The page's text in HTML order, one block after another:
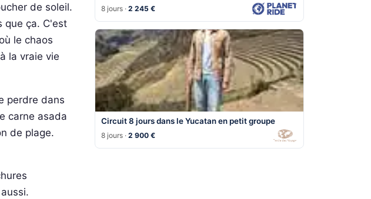
de soleil.
que ça. C'est
le chaos
la vraie vie
perdre dans
carne asada
de plage.
8 jours ·2 245 €
Circuit 8 jours dans le Yucatan en petit groupe
8 jours ·2 900 €